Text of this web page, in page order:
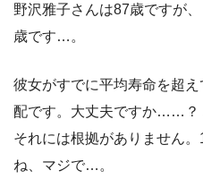
野沢雅子さんは87歳ですが
歳です…。
彼女がすでに平均寿命を超
配です。大丈夫ですか……？
それには根拠がありません
ね、マジで…。